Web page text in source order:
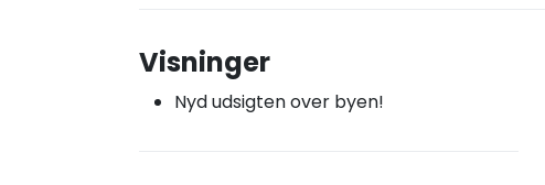
Visninger
Nyd udsigten over byen!